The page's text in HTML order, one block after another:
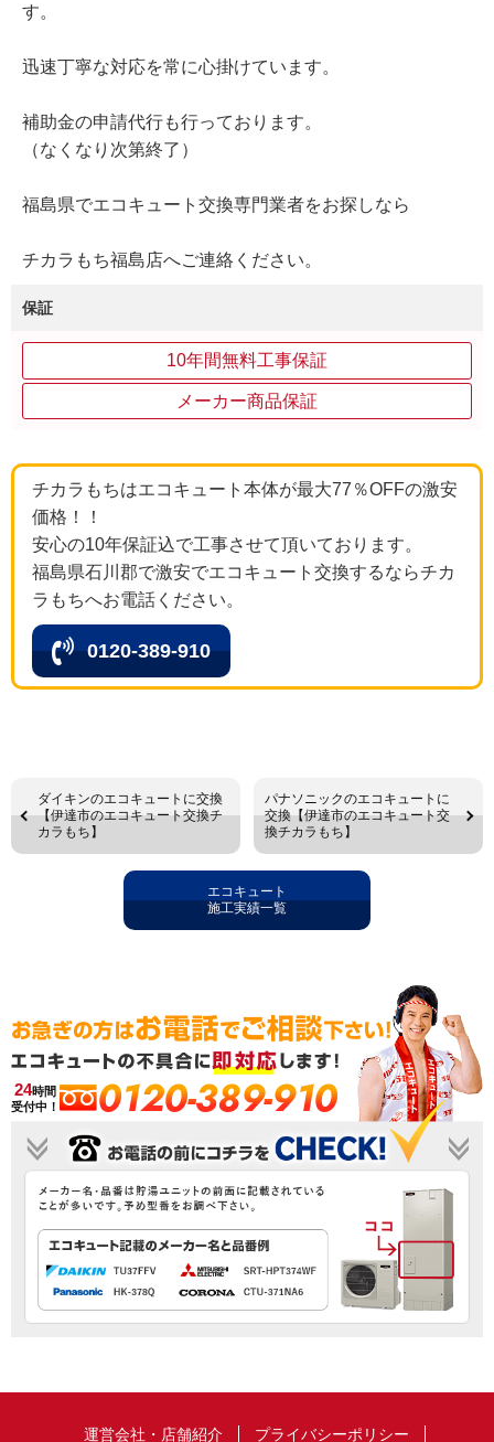
す。
迅速丁寧な対応を常に心掛けています。
補助金の申請代行も行っております。
（なくなり次第終了）
福島県でエコキュート交換専門業者をお探しなら
チカラもち福島店へご連絡ください。
保証
10年間無料工事保証
メーカー商品保証
チカラもちはエコキュート本体が最大77％OFFの激安
価格！！
安心の10年保証込で工事させて頂いております。
福島県石川郡で激安でエコキュート交換するならチカ
ラもちへお電話ください。
0120-389-910
ダイキンのエコキュートに交換
【伊達市のエコキュート交換チ
カラもち】
パナソニックのエコキュートに
交換【伊達市のエコキュート交
換チカラもち】
エコキュート
施工実績一覧
24時間
受付中！
0120-389-910
運営会社・店舗紹介 プライバシーポリシー